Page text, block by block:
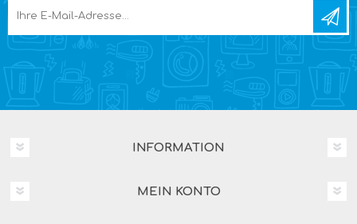
INFORMATION
MEIN KONTO